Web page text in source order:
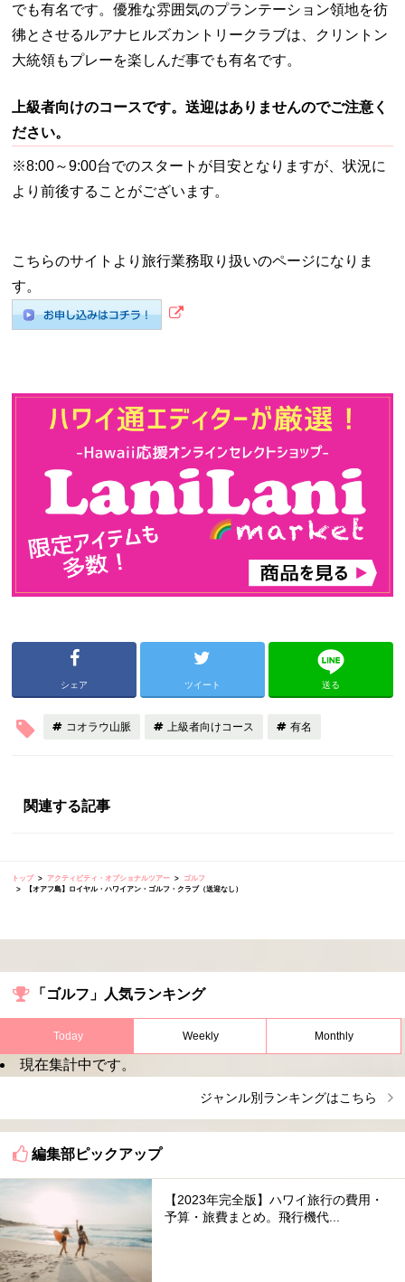
でも有名です。優雅な雰囲気のプランテーション領地を彷
彿とさせるルアナヒルズカントリークラブは、クリントン
大統領もプレーを楽しんだ事でも有名です。
上級者向けのコースです。送迎はありませんのでご注意く
ださい。
※8:00～9:00台でのスタートが目安となりますが、状況に
より前後することがございます。
こちらのサイトより旅行業務取り扱いのページになりま
す。
シェア ツイート 送る
コオラウ山脈 上級者向けコース 有名
関連する記事
トップ アクティビティ・オプショナルツアー
ゴルフ
【オアフ島】ロイヤル・ハワイアン・ゴルフ・クラブ（送迎なし）
「ゴルフ」人気ランキング
Today Weekly Monthly
現在集計中です。
ジャンル別ランキングはこちら
編集部ピックアップ
【2023年完全版】ハワイ旅行の費用・
予算・旅費まとめ。飛行機代...